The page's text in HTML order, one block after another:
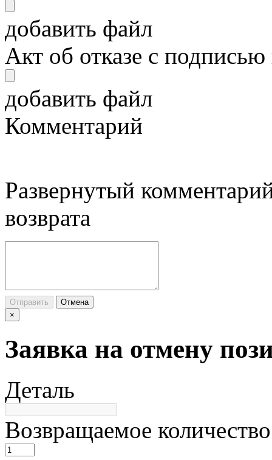
добавить файл
Акт об отказе с
добавить файл
Комментарий
Развернутый
возврата
Отправить
Отмена
×
Заявка на отмену
Деталь
Возвращаемое количество